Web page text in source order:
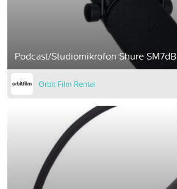
Podcast/Studiomikrofon Shure SM7dB
Orbit Film Rental